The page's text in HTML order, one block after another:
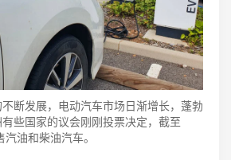
断发展，电动汽车市场日渐增长，蓬勃
些国家的议会刚刚投票决定，截至
油和柴油汽车。